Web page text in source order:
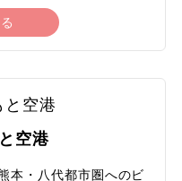
が足を運んだ温泉地
を越える源泉があり、
います。それぞれが自
ら憩いの場として愛さ
りです。町湯は地元住
、レトロな建物や値段
空港
本・八代都市圏へのビ